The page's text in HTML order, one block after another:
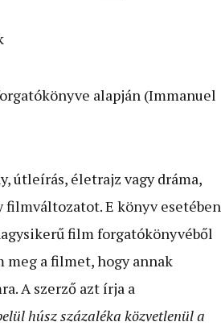
alapján (Immanuel
útleírás, életrajz vagy dráma,
E könyv esetében
film forgatókönyvéből
meg a filmet, hogy annak
A szerző azt írja a
húsz százaléka közvetlenül a